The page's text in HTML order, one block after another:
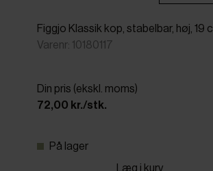
Figgjo Klassik kop, stabelbar, høj, 19 cl
Varenr: 10180117
Din pris (ekskl. moms)
72,00 kr./stk.
På lager
Læg i kurv